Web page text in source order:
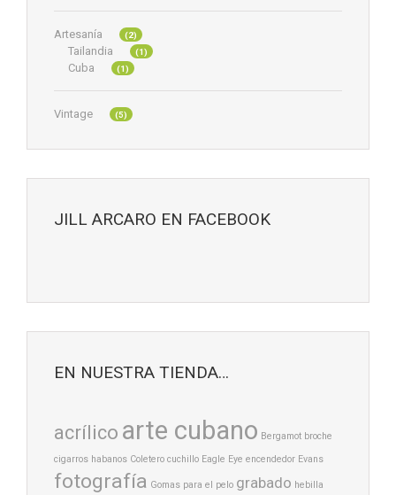
Artesanía (2)
Tailandia (1)
Cuba (1)
Vintage (5)
JILL ARCARO EN FACEBOOK
EN NUESTRA TIENDA…
acrílico arte cubano Bergamot broche
cigarros habanos Coletero cuchillo Eagle Eye encendedor Evans
fotografía Gomas para el pelo grabado hebilla